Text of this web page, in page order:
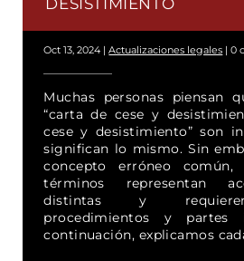
Oct 13, 2024 |Actualizaciones legales |0
Muchas personas piensan
“carta de cese y
cese y desistimiento” son
significan lo mismo. Sin
concepto erróneo
términos representan
distintas y
procedimientos y partes
continuación, explicamos